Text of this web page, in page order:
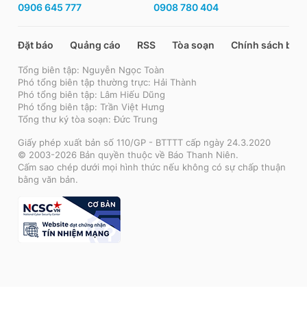
0906 645 777 0908 780 404
Đặt báo Quảng cáo RSS Tòa soạn Chính sách bảo
Tổng biên tập: Nguyễn Ngọc Toàn
Phó tổng biên tập thường trực: Hải Thành
Phó tổng biên tập: Lâm Hiếu Dũng
Phó tổng biên tập: Trần Việt Hưng
Tổng thư ký tòa soạn: Đức Trung
Giấy phép xuất bản số 110/GP - BTTTT cấp ngày 24.3.2020
© 2003-2026 Bản quyền thuộc về Báo Thanh Niên.
Cấm sao chép dưới mọi hình thức nếu không có sự chấp thuận
bằng văn bản.